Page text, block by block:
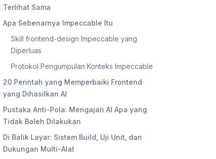
Terlihat Sama
Apa Sebenarnya Impeccable Itu
Skill frontend-design Impeccable yang
Diperluas
Protokol Pengumpulan Konteks Impeccable
20 Perintah yang Memperbaiki Frontend
yang Dihasilkan AI
Pustaka Anti-Pola: Mengajari AI Apa yang
Tidak Boleh Dilakukan
Di Balik Layar: Sistem Build, Uji Unit, dan
Dukungan Multi-Alat